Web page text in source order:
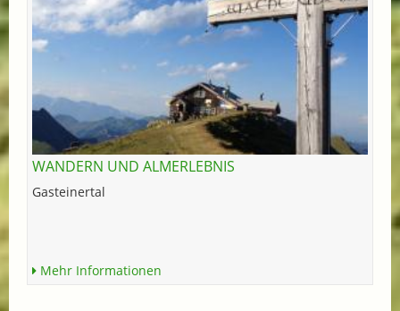
WANDERN UND ALMERLEBNIS
Gasteinertal
Mehr Informationen